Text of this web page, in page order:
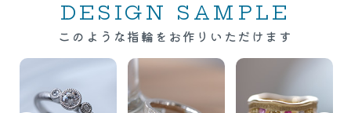
DESIGN SAMPLE
このような指輪をお作りいただけます